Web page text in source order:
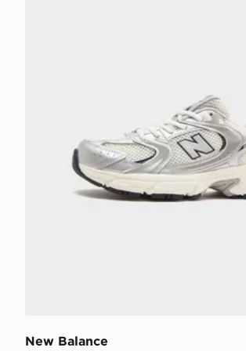
New Balance